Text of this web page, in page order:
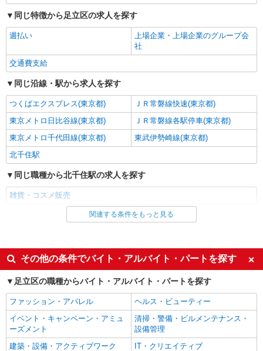
同じ特徴から足立区の求人を探す
週払い
上場企業・上場企業のグループ会
社
交通費支給
同じ沿線・駅から求人を探す
つくばエクスプレス(東京都)
ＪＲ常磐線快速(東京都)
東京メトロ日比谷線(東京都)
ＪＲ常磐線各駅停車(東京都)
東京メトロ千代田線(東京都)
東武伊勢崎線(東京都)
北千住駅
同じ職種から北千住駅の求人を探す
雑貨・コスメ販売
同じ雇用形態から北千住駅の求人を探す
同じ特徴から北千住駅の求人を探す
週払い
上場企業・上場企業のグループ会
社
交通費支給
同じ職種から求人を探す
ファッション・アパレル
関連する条件をもっと見る
その他の条件でバイト・アルバイト・パートを探す
足立区の職種からバイト・アルバイト・パートを探す
ファッション・アパレル
ヘルス・ビューティー
イベント・キャンペーン・アミュ
ーズメント
清掃・警備・ビルメンテナンス・
設備管理
建築・設備・アクティブワーク
IT・クリエイティブ